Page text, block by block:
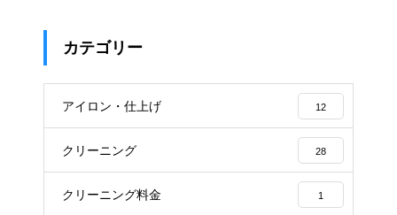
カテゴリー
アイロン・仕上げ 12
クリーニング 28
クリーニング料金 1